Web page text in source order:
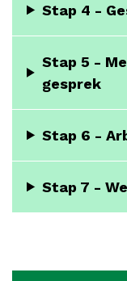
Stap 4 -
Stap 5 -
gesprek
Stap 6 -
Stap 7 -